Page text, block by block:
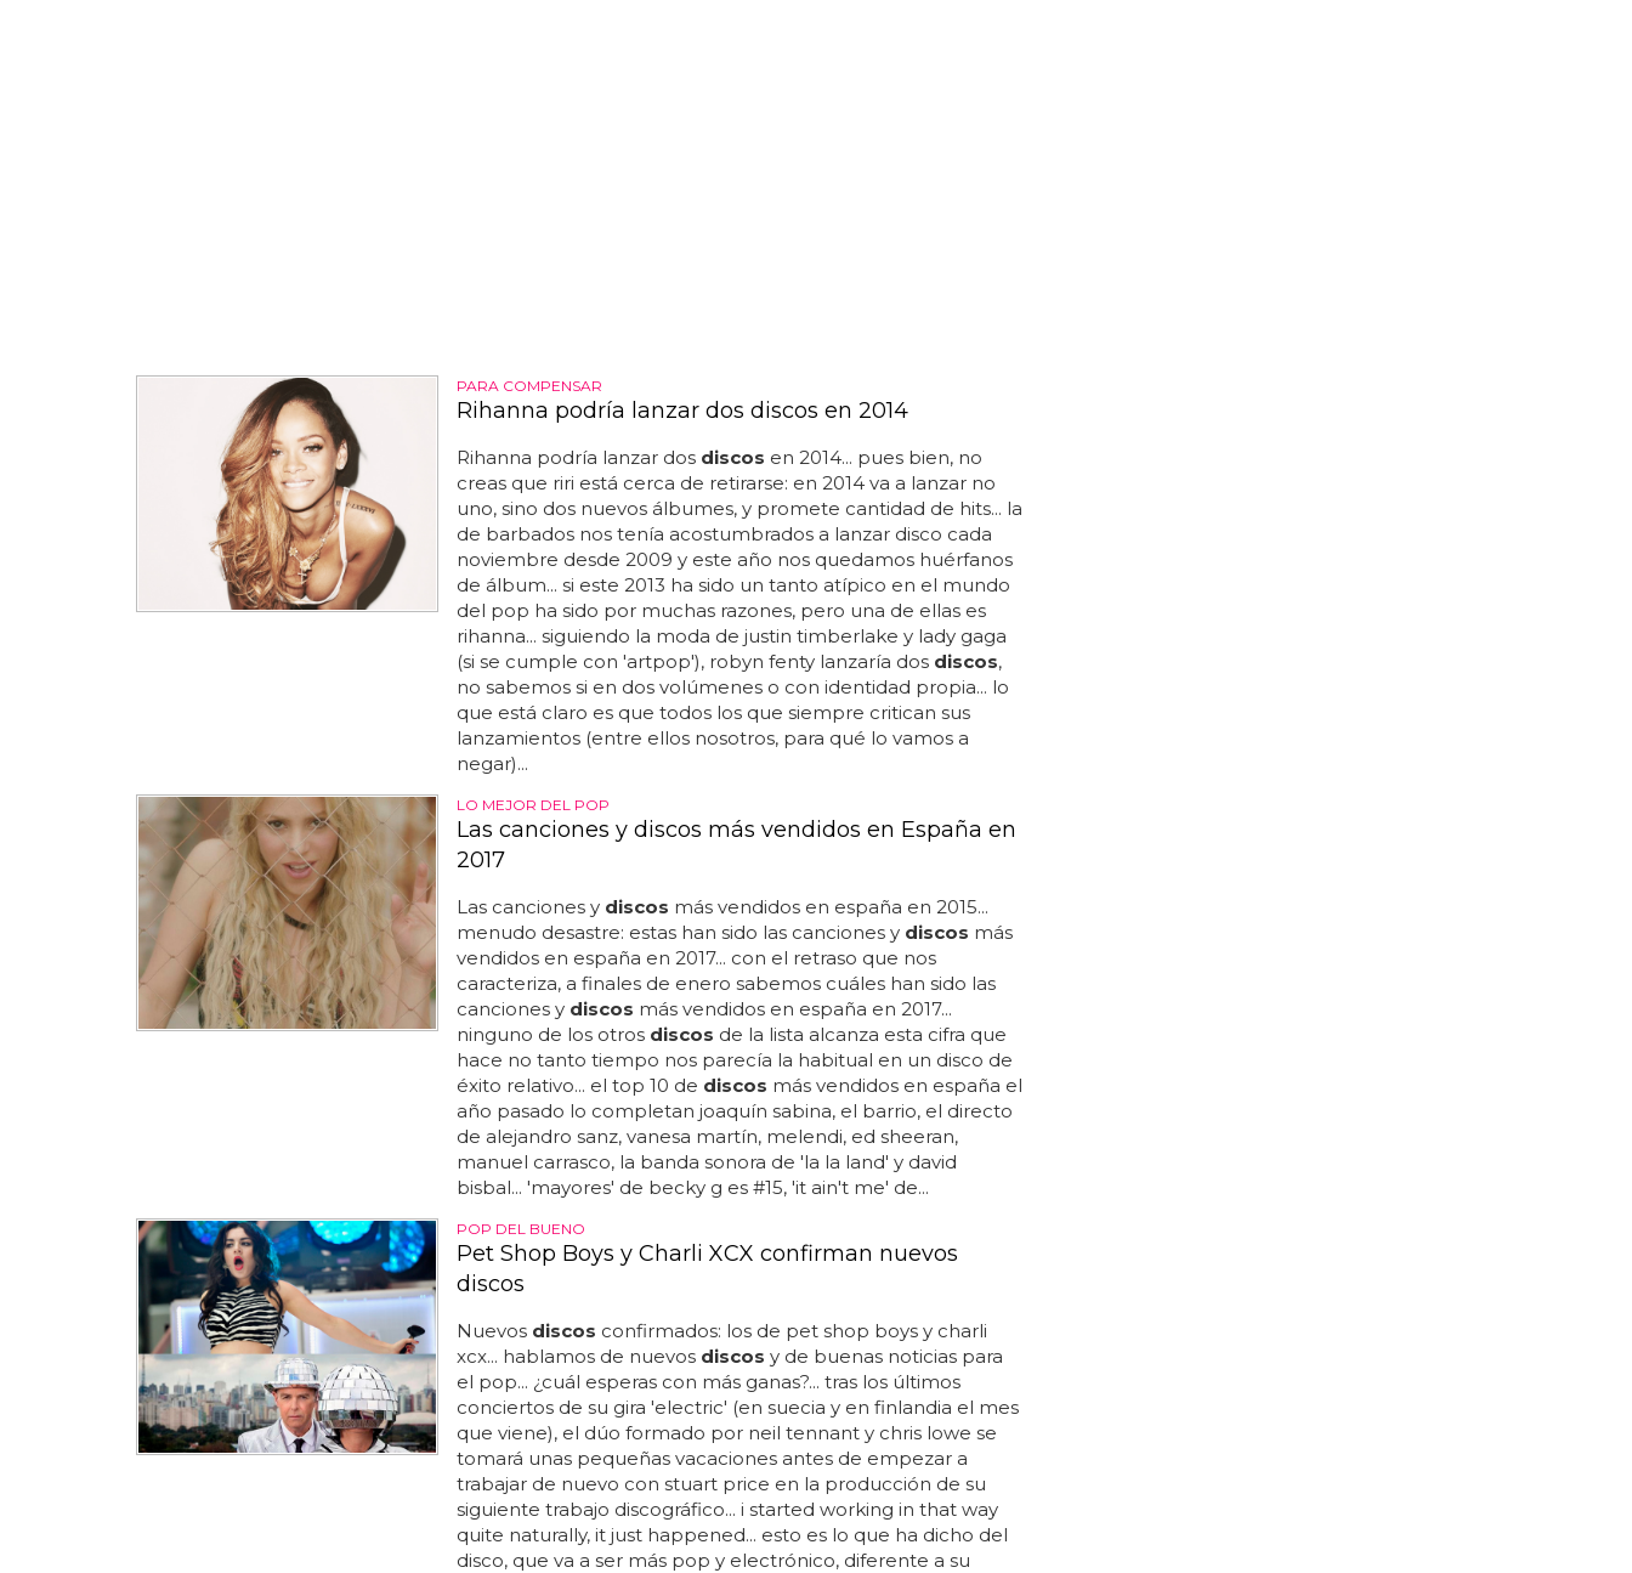
PARA COMPENSAR
Rihanna podría lanzar dos discos en 2014
Rihanna podría lanzar dos discos en 2014... pues bien, no
creas que riri está cerca de retirarse: en 2014 va a lanzar no
uno, sino dos nuevos álbumes, y promete cantidad de hits... la
de barbados nos tenía acostumbrados a lanzar disco cada
noviembre desde 2009 y este año nos quedamos huérfanos
de álbum... si este 2013 ha sido un tanto atípico en el mundo
del pop ha sido por muchas razones, pero una de ellas es
rihanna... siguiendo la moda de justin timberlake y lady gaga
(si se cumple con 'artpop'), robyn fenty lanzaría dos discos,
no sabemos si en dos volúmenes o con identidad propia... lo
que está claro es que todos los que siempre critican sus
lanzamientos (entre ellos nosotros, para qué lo vamos a
negar)...
LO MEJOR DEL POP
Las canciones y discos más vendidos en España en
2017
Las canciones y discos más vendidos en españa en 2015...
menudo desastre: estas han sido las canciones y discos más
vendidos en españa en 2017... con el retraso que nos
caracteriza, a finales de enero sabemos cuáles han sido las
canciones y discos más vendidos en españa en 2017...
ninguno de los otros discos de la lista alcanza esta cifra que
hace no tanto tiempo nos parecía la habitual en un disco de
éxito relativo... el top 10 de discos más vendidos en españa el
año pasado lo completan joaquín sabina, el barrio, el directo
de alejandro sanz, vanesa martín, melendi, ed sheeran,
manuel carrasco, la banda sonora de 'la la land' y david
bisbal... 'mayores' de becky g es #15, 'it ain't me' de...
POP DEL BUENO
Pet Shop Boys y Charli XCX confirman nuevos
discos
Nuevos discos confirmados: los de pet shop boys y charli
xcx... hablamos de nuevos discos y de buenas noticias para
el pop... ¿cuál esperas con más ganas?... tras los últimos
conciertos de su gira 'electric' (en suecia y en finlandia el mes
que viene), el dúo formado por neil tennant y chris lowe se
tomará unas pequeñas vacaciones antes de empezar a
trabajar de nuevo con stuart price en la producción de su
siguiente trabajo discográfico... i started working in that way
quite naturally, it just happened... esto es lo que ha dicho del
disco, que va a ser más pop y electrónico, diferente a su